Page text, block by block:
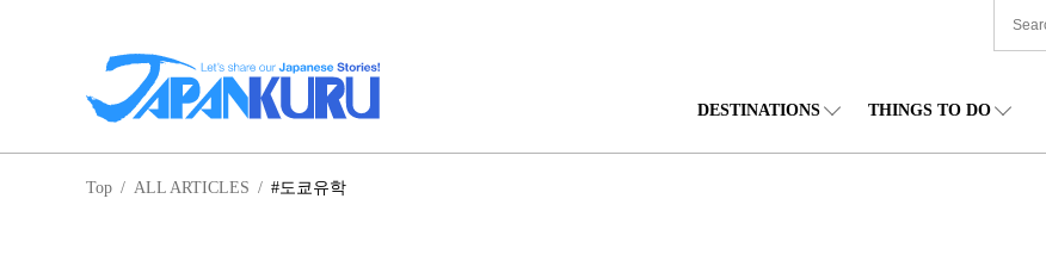
DESTINATIONS THINGS TO DO
Top / ALL ARTICLES / #도쿄유학